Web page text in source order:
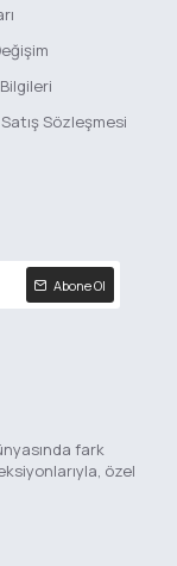
Sözleşmesi
Abone Ol
fark
özel